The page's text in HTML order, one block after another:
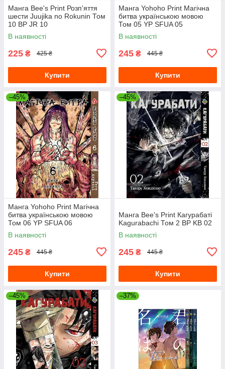
Манга Bee's Print Розп'яття
шести Juujika no Rokunin Том
10 BP JR 10
В наявності
225 ₴ 425 ₴
Купити
Манга Yohoho Print Магічна
битва українською мовою
Том 05 YP SFUA 05
В наявності
245 ₴ 445 ₴
Купити
–45%
Манга Yohoho Print Магічна
битва українською мовою
Том 06 YP SFUA 06
В наявності
245 ₴ 445 ₴
Купити
–45%
Манга Bee's Print Кагурабаті
Kagurabachi Том 2 BP KB 02
В наявності
245 ₴ 445 ₴
Купити
–45% –37%